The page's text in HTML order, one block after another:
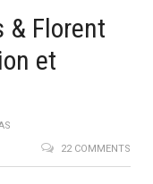
& Florent
et
22 COMMENTS